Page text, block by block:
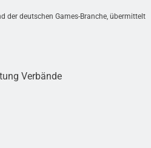
der deutschen Games-Branche, übermittelt
Verbände